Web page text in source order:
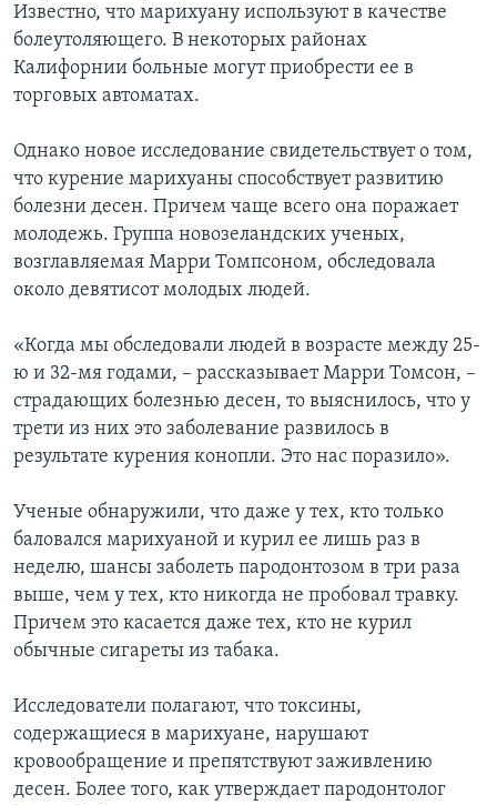
ДЕТАЛИ
НЬЮ-ЙОРК NEW YORK
АМЕРИКА. БОЛЬШОЕ ПУТЕШЕСТВИЕ
АМЕРИКАНСКИЕ ГОРОДКИ
ТЕСТЫ
УЧИМ АНГЛИЙСКИЙ
ВИДЕО
ПОДПИСКА НА НОВОСТИ
Learning English
СОЦИАЛЬНЫЕ СЕТИ
Известно, что марихуану используют в качестве
болеутоляющего. В некоторых районах
Калифорнии больные могут приобрести ее в
торговых автоматах.
Однако новое исследование свидетельствует о том,
что курение марихуаны способствует развитию
болезни десен. Причем чаще всего она поражает
молодежь. Группа новозеландских ученых,
возглавляемая Марри Томпсоном, обследовала
около девятисот молодых людей.
«Когда мы обследовали людей в возрасте между 25-
ю и 32-мя годами, – рассказывает Марри Томсон, –
страдающих болезнью десен, то выяснилось, что у
трети из них это заболевание развилось в
результате курения конопли. Это нас поразило».
Ученые обнаружили, что даже у тех, кто только
баловался марихуаной и курил ее лишь раз в
неделю, шансы заболеть пародонтозом в три раза
выше, чем у тех, кто никогда не пробовал травку.
Причем это касается даже тех, кто не курил
обычные сигареты из табака.
Исследователи полагают, что токсины,
содержащиеся в марихуане, нарушают
кровообращение и препятствуют заживлению
десен. Более того, как утверждает пародонтолог